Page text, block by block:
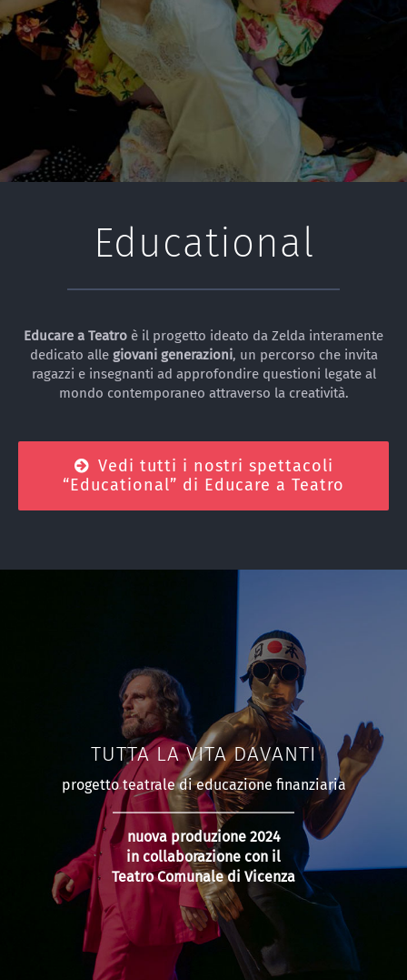
Educational
Educare a Teatro è il progetto ideato da Zelda interamente
dedicato alle giovani generazioni, un percorso che invita
ragazzi e insegnanti ad approfondire questioni legate al
mondo contemporaneo attraverso la creatività.
Vedi tutti i nostri spettacoli
“Educational” di Educare a Teatro
TUTTA LA VITA DAVANTI
progetto teatrale di educazione finanziaria
nuova produzione 2024
in collaborazione con il
Teatro Comunale di Vicenza